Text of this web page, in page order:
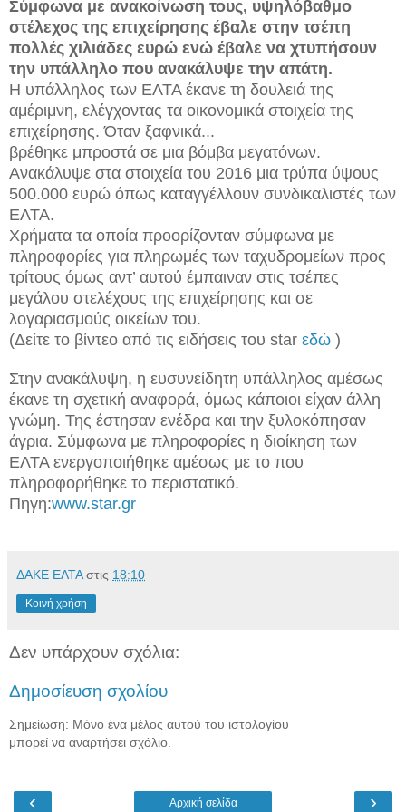
Σύμφωνα με ανακοίνωση τους, υψηλόβαθμο
στέλεχος της επιχείρησης έβαλε στην τσέπη
πολλές χιλιάδες ευρώ ενώ έβαλε να χτυπήσουν
την υπάλληλο που ανακάλυψε την απάτη.
Η υπάλληλος των ΕΛΤΑ έκανε τη δουλειά της
αμέριμνη, ελέγχοντας τα οικονομικά στοιχεία της
επιχείρησης. Όταν ξαφνικά...
βρέθηκε μπροστά σε μια βόμβα μεγατόνων.
Ανακάλυψε στα στοιχεία του 2016 μια τρύπα ύψους
500.000 ευρώ όπως καταγγέλλουν συνδικαλιστές των
ΕΛΤΑ.
Χρήματα τα οποία προορίζονταν σύμφωνα με
πληροφορίες για πληρωμές των ταχυδρομείων προς
τρίτους όμως αντ’ αυτού έμπαιναν στις τσέπες
μεγάλου στελέχους της επιχείρησης και σε
λογαριασμούς οικείων του.
(Δείτε το βίντεο από τις ειδήσεις του star εδώ )
Στην ανακάλυψη, η ευσυνείδητη υπάλληλος αμέσως
έκανε τη σχετική αναφορά, όμως κάποιοι είχαν άλλη
γνώμη. Της έστησαν ενέδρα και την ξυλοκόπησαν
άγρια. Σύμφωνα με πληροφορίες η διοίκηση των
ΕΛΤΑ ενεργοποιήθηκε αμέσως με το που
πληροφορήθηκε το περιστατικό.
Πηγη:www.star.gr
ΔΑΚΕ ΕΛΤΑ στις 18:10
Κοινή χρήση
Δεν υπάρχουν σχόλια:
Δημοσίευση σχολίου
Σημείωση: Μόνο ένα μέλος αυτού του ιστολογίου
μπορεί να αναρτήσει σχόλιο.
‹ ›
Αρχική σελίδα